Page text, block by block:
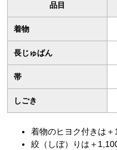
品目
着物
長じゅばん
帯
しごき
着物のヒヨク付きは＋
絞（しぼ）りは＋